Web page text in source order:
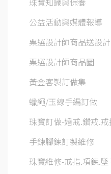
公益活動與媒體報導
票選設計師商品送設
票選設計師商品圖
黃金客製訂做集
蠟繩/玉線手編訂做
珠寶訂做-婚戒.鑽戒.
手鍊腳鍊訂製維修
珠寶維修-戒指.項鍊.